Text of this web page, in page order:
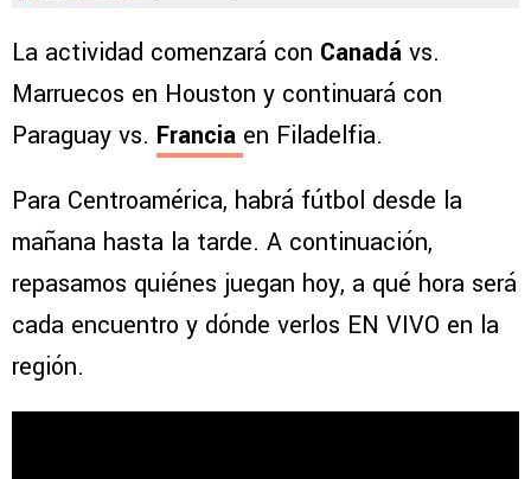
La actividad comenzará con Canadá vs.
Marruecos en Houston y continuará con
Paraguay vs. Francia en Filadelfia.
Para Centroamérica, habrá fútbol desde la
mañana hasta la tarde. A continuación,
repasamos quiénes juegan hoy, a qué hora será
cada encuentro y dónde verlos EN VIVO en la
región.